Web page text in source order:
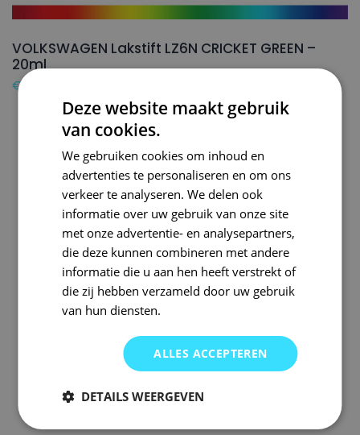
VOLKSWAGEN Lakstift LZ6N CRICKET GREEN –
20ml
€16,50
Deze website maakt gebruik
van cookies.
We gebruiken cookies om inhoud en
advertenties te personaliseren en om ons
verkeer te analyseren. We delen ook
informatie over uw gebruik van onze site
met onze advertentie- en analysepartners,
die deze kunnen combineren met andere
informatie die u aan hen heeft verstrekt of
die zij hebben verzameld door uw gebruik
van hun diensten.
ALLES ACCEPTEREN
DETAILS WEERGEVEN